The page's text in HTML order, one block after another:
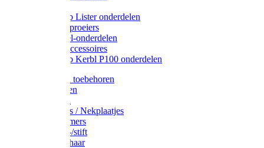
Weidepomp Lister onderdelen
Nippels / Sproeiers
Drinknippel-onderdelen
Drinkbak accessoires
Weidepomp Kerbl P100 onderdelen
Oormerken toebehoren
Enkelbanden
Halsplaatjes / Nekplaatjes
Kokernummers
Merkspray-/stift
Veemerkschaar